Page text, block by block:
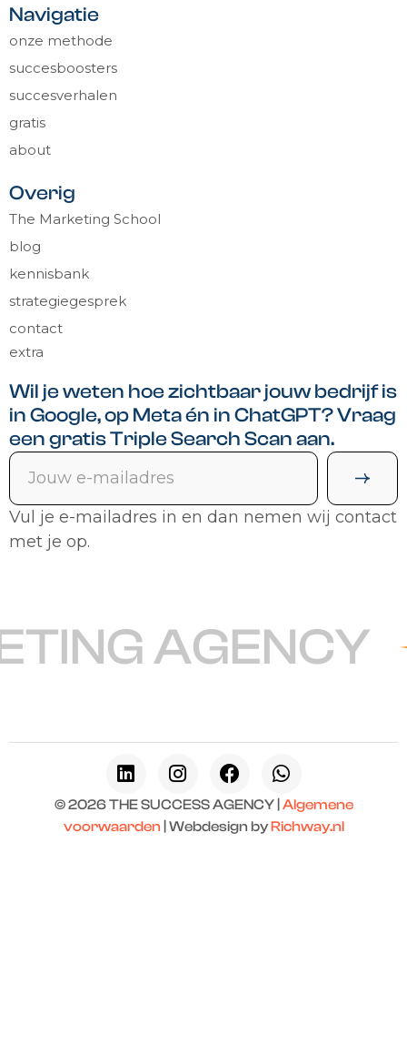
Navigatie
onze methode
succesboosters
succesverhalen
gratis
about
Overig
The Marketing School
blog
kennisbank
strategiegesprek
contact
extra
Wil je weten hoe zichtbaar jouw bedrijf is
in Google, op Meta én in ChatGPT? Vraag
een gratis Triple Search Scan aan.
Vul je e-mailadres in en dan nemen wij contact
met je op.
AGENCY
© 2026 THE SUCCESS AGENCY | Algemene
voorwaarden | Webdesign byRichway.nl